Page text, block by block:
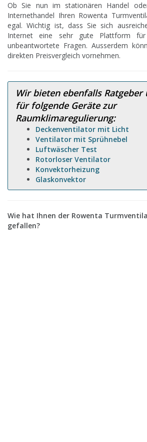
Ob Sie nun im stationären Handel
Internethandel Ihren Rowenta
egal. Wichtig ist, dass Sie sich
Internet eine sehr gute Plattform
unbeantwortete Fragen. Ausserdem
direkten Preisvergleich vornehmen.
Wir bieten ebenfalls Ratgeber
für folgende Geräte zur
Raumklimaregulierung:
Deckenventilator mit Licht
Ventilator mit Sprühnebel
Luftwäscher Test
Rotorloser Ventilator
Konvektorheizung
Glaskonvektor
Wie hat Ihnen der Rowenta
gefallen?